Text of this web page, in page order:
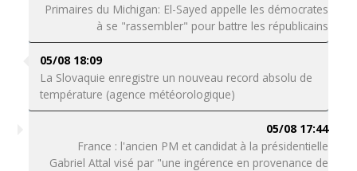
Primaires du Michigan: El-Sayed appelle les démocrates
à se "rassembler" pour battre les républicains
05/08 18:09
La Slovaquie enregistre un nouveau record absolu de
température (agence météorologique)
05/08 17:44
France : l'ancien PM et candidat à la présidentielle
Gabriel Attal visé par "une ingérence en provenance de